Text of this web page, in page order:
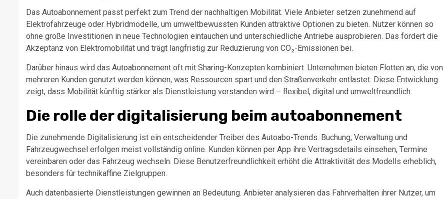
Das Autoabonnement passt perfekt zum Trend der nachhaltigen Mobilität. Viele Anbieter setzen zunehmend auf
Elektrofahrzeuge oder Hybridmodelle, um umweltbewussten Kunden attraktive Optionen zu bieten. Nutzer können so
ohne große Investitionen in neue Technologien eintauchen und unterschiedliche Antriebe ausprobieren. Das fördert die
Akzeptanz von Elektromobilität und trägt langfristig zur Reduzierung von CO₂-Emissionen bei.
Darüber hinaus wird das Autoabonnement oft mit Sharing-Konzepten kombiniert. Unternehmen bieten Flotten an, die von
mehreren Kunden genutzt werden können, was Ressourcen spart und den Straßenverkehr entlastet. Diese Entwicklung
zeigt, dass Mobilität künftig stärker als Dienstleistung verstanden wird – flexibel, digital und umweltfreundlich.
Die rolle der digitalisierung beim autoabonnement
Die zunehmende Digitalisierung ist ein entscheidender Treiber des Autoabo-Trends. Buchung, Verwaltung und
Fahrzeugwechsel erfolgen meist vollständig online. Kunden können per App ihre Vertragsdetails einsehen, Termine
vereinbaren oder das Fahrzeug wechseln. Diese Benutzerfreundlichkeit erhöht die Attraktivität des Modells erheblich,
besonders für technikaffine Zielgruppen.
Auch datenbasierte Dienstleistungen gewinnen an Bedeutung. Anbieter analysieren das Fahrverhalten ihrer Nutzer, um